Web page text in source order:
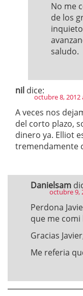
No me
de los
saludo.
nil dice:
octubre 8, 2012
A veces nos
del corto plazo,
dinero ya. Elliot
tremendamente
Danielsam
octubre 9,
Perdona
que me comi
Gracias
Me referia